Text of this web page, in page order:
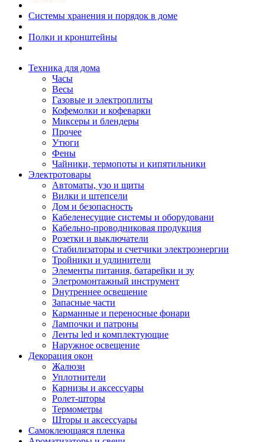
Системы хранения и порядок в доме
Полки и кронштейны
Техника для дома
Часы
Весы
Газовые и электроплиты
Кофемолки и кофеварки
Миксеры и блендеры
Прочее
Утюги
Фены
Чайники, термопоты и кипятильники
Электротовары
Автоматы, узо и щиты
Вилки и штепсели
Дом и безопасность
Кабеленесущие системы и оборудовани
Кабельно-проводниковая продукция
Розетки и выключатели
Стабилизаторы и счетчики электроэнергии
Тройники и удлинители
Элементы питания, батарейки и зу
Элетромонтажный инструмент
Dнутреннее освещение
Запасные части
Карманные и переносные фонари
Лампочки и патроны
Ленты led и комплектующие
Наружное освещение
Декорация окон
Жалюзи
Уплотнители
Карнизы и аксессуары
Ролет-шторы
Термометры
Шторы и аксессуары
Самоклеющаяся пленка